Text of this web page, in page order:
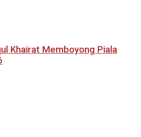
Khairat Memboyong Piala